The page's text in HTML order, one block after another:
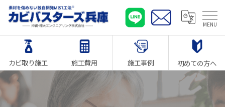
カビ取り施工 施工費用 施工事例 初めての方へ